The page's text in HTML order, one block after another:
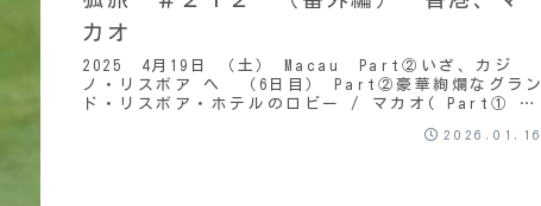
カオ
2025 4月19日 （土） Macau Part②いざ、カジ
ノ・リスボア へ （6日目） Part②豪華絢爛なグラン
ド・リスボア・ホテルのロビー / マカオ( Part① か
2026.01.16